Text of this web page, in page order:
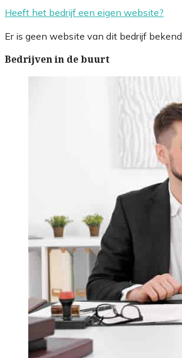
Heeft het bedrijf een eigen website?
Er is geen website van dit bedrijf bekend.
Bedrijven in de buurt